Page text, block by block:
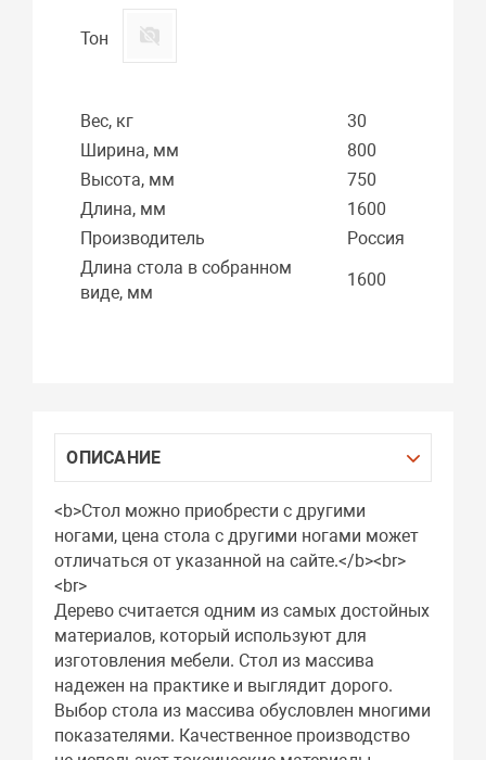
Тон
Вес, кг
30
Ширина, мм
800
Высота, мм
750
Длина, мм
1600
Производитель
Россия
Длина стола в собранном
виде, мм
1600
ОПИСАНИЕ
<b>Стол можно приобрести с другими
ногами, цена стола с другими ногами может
отличаться от указанной на сайте.</b><br>
<br>
Дерево считается одним из самых достойных
материалов, который используют для
изготовления мебели. Стол из массива
надежен на практике и выглядит дорого.
Выбор стола из массива обусловлен многими
показателями. Качественное производство